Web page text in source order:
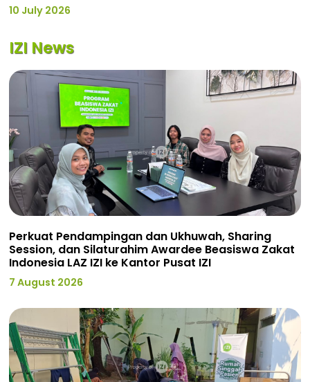
10 July 2026
IZI News
Perkuat Pendampingan dan Ukhuwah, Sharing
Session, dan Silaturahim Awardee Beasiswa Zakat
Indonesia LAZ IZI ke Kantor Pusat IZI
7 August 2026